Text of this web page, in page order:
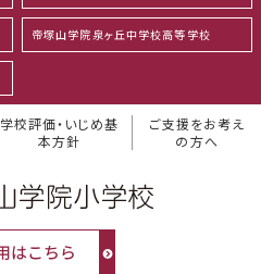
帝塚山学院泉ヶ丘中学校高等学校
学校評価・いじめ基
本方針
ご支援をお考え
の方へ